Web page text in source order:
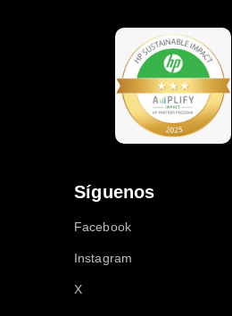
Síguenos
Facebook
Instagram
X